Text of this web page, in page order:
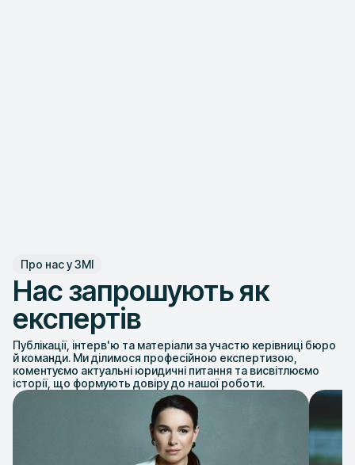
Про нас у ЗМІ
Нас запрошують як
експертів
Публікації, інтерв'ю та матеріали за участю керівниці бюро
й команди. Ми ділимося професійною експертизою,
коментуємо актуальні юридичні питання та висвітлюємо
історії, що формують довіру до нашої роботи.